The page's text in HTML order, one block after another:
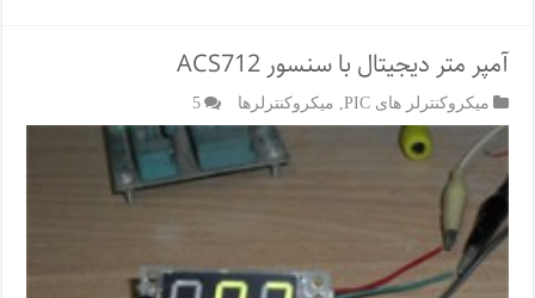
آمپر متر دیجیتال با سنسور ACS712
میکروکنترلر های PIC , میکروکنترلرها 5